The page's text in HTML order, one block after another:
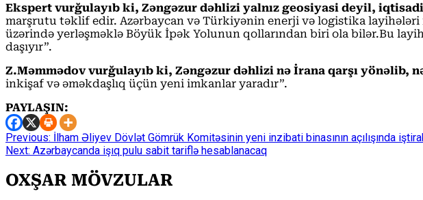
Ekspert vurğulayıb ki, Zəngəzur dəhlizi yalnız geosiyasi deyil,
marşrutu təklif edir. Azərbaycan və Türkiyənin enerji və logistika
üzərində yerləşməklə Böyük İpək Yolunun qollarından biri ola bilər.Bu
daşıyır”.
Z.Məmmədov vurğulayıb ki, Zəngəzur dəhlizi nə İrana qarşı
inkişaf və əməkdaşlıq üçün yeni imkanlar yaradır”.
PAYLAŞIN:
Continue
Reading
Previous: İlham Əliyev Dövlət Gömrük Komitəsinin yeni inzibati binasının açılışında
Next: Azərbaycanda işıq pulu sabit tariflə hesablanacaq
OXŞAR MÖVZULAR